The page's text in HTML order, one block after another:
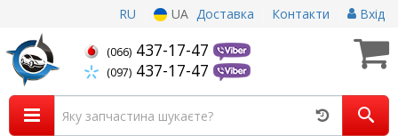
RU UA Доставка Контакти Вхід
(066) 437-17-47
(097) 437-17-47